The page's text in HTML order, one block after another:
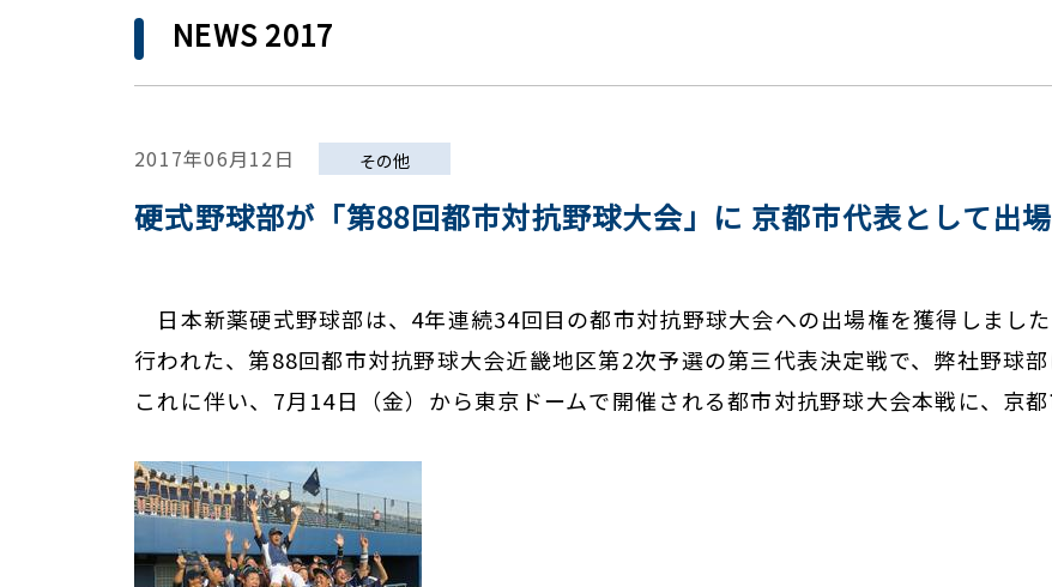
NEWS 2017
2017年06月12日 その他
硬式野球部が「第88回都市対抗野球大会」に 京都市代表として出
日本新薬硬式野球部は、4年連続34回目の都市対抗野球大会への出場権を獲得しまし
行われた、第88回都市対抗野球大会近畿地区第2次予選の第三代表決定戦で、弊社野球
これに伴い、7月14日（金）から東京ドームで開催される都市対抗野球大会本戦に、京都